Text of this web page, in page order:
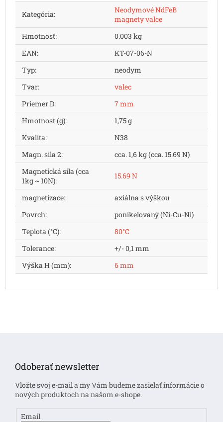
Kategória:
Neodymové NdFeB
magnety valce
Hmotnosť:
0.003 kg
EAN:
KT-07-06-N
Typ:
neodym
Tvar:
valec
Priemer D:
7 mm
Hmotnost (g):
1,75 g
Kvalita:
N38
Magn. sila 2:
cca. 1,6 kg (cca. 15.69 N)
Magnetická sila (cca
1kg ~ 10N):
15.69 N
magnetizace:
axiálna s výškou
Povrch:
ponikelovaný (Ni-Cu-Ni)
Teplota (°C):
80°C
Tolerance:
+/- 0,1 mm
Výška H (mm): 6 mm
Odoberať newsletter
Vložte svoj e-mail a my Vám budeme zasielať informácie o
nových produktoch na našom e-shope.
Email